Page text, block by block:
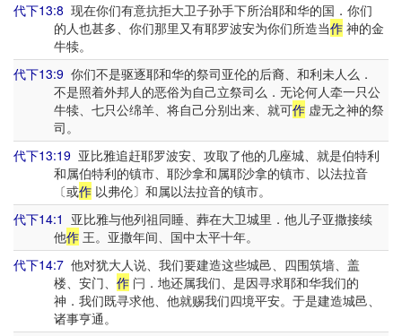
代下13:8 现在你们有意抗拒大卫子孙手下所治耶和华的国．你们
的人也甚多、你们那里又有耶罗波安为你们所造当作神的金
牛犊。
代下13:9 你们不是驱逐耶和华的祭司亚伦的后裔、和利未人么．
不是照着外邦人的恶俗为自己立祭司么．无论何人牵一只公
牛犊、七只公绵羊、将自己分别出来、就可作虚无之神的祭
司。
代下13:19 亚比雅追赶耶罗波安、攻取了他的几座城、就是伯特利
和属伯特利的镇市、耶沙拿和属耶沙拿的镇市、以法拉音
〔或作以弗伦〕和属以法拉音的镇市。
代下14:1 亚比雅与他列祖同睡、葬在大卫城里．他儿子亚撒接续
他作王。亚撒年间、国中太平十年。
代下14:7 他对犹大人说、我们要建造这些城邑、四围筑墙、盖
楼、安门、 作闩．地还属我们、是因寻求耶和华我们的
神．我们既寻求他、他就赐我们四境平安。于是建造城邑、
诸事亨通。